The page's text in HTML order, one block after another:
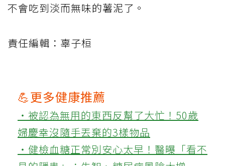
不會吃到淡而無味的薯泥了。
責任編輯：辜子桓
💪更多健康推薦
‧被認為無用的東西反幫了大忙！50歲
婦慶幸沒隨手丟棄的3樣物品
‧健檢血糖正常別安心太早！醫曝「看不